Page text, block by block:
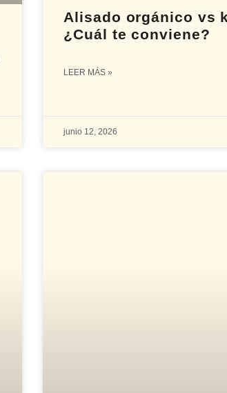
Alisado orgánico vs
¿Cuál te conviene?
LEER MÁS »
junio 12, 2026